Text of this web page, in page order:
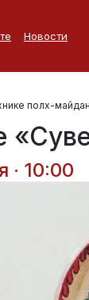
Новости
полх-
· 10:00